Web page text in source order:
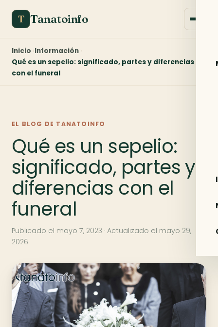
T Tanatoinfo
Inicio Información
Qué es un sepelio: significado, partes y diferencias
con el funeral
EL BLOG DE TANATOINFO
Qué es un sepelio:
significado, partes y
diferencias con el
funeral
Publicado el mayo 7, 2023 · Actualizado el mayo 29,
2026